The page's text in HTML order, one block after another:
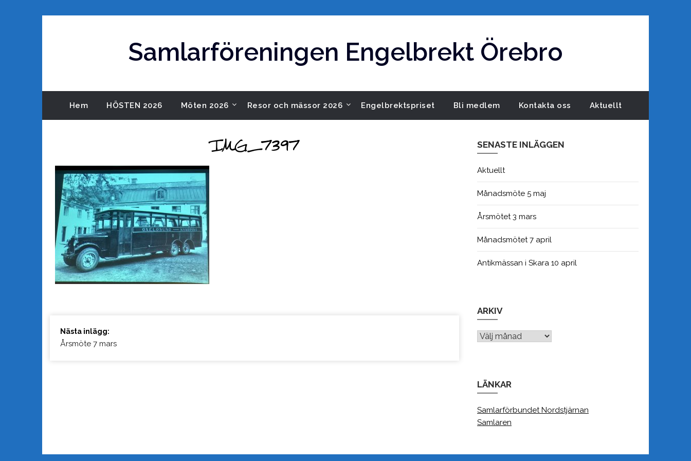
Samlarföreningen Engelbrekt Örebro
Hem HÖSTEN 2026 Möten 2026 Resor och mässor 2026 Engelbrektspriset Bli medlem Kontakta oss Aktuellt
IMG_7397
Fortsätt
läsa
Nästa inlägg:
Årsmöte 7 mars
SENASTE INLÄGGEN
Aktuellt
Månadsmöte 5 maj
Årsmötet 3 mars
Månadsmötet 7 april
Antikmässan i Skara 10 april
ARKIV
Arkiv
LÄNKAR
Samlarförbundet Nordstjärnan
Samlaren